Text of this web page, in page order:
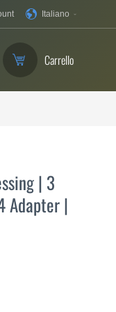
La
Italiano
Carrello
| 3
Adapter |